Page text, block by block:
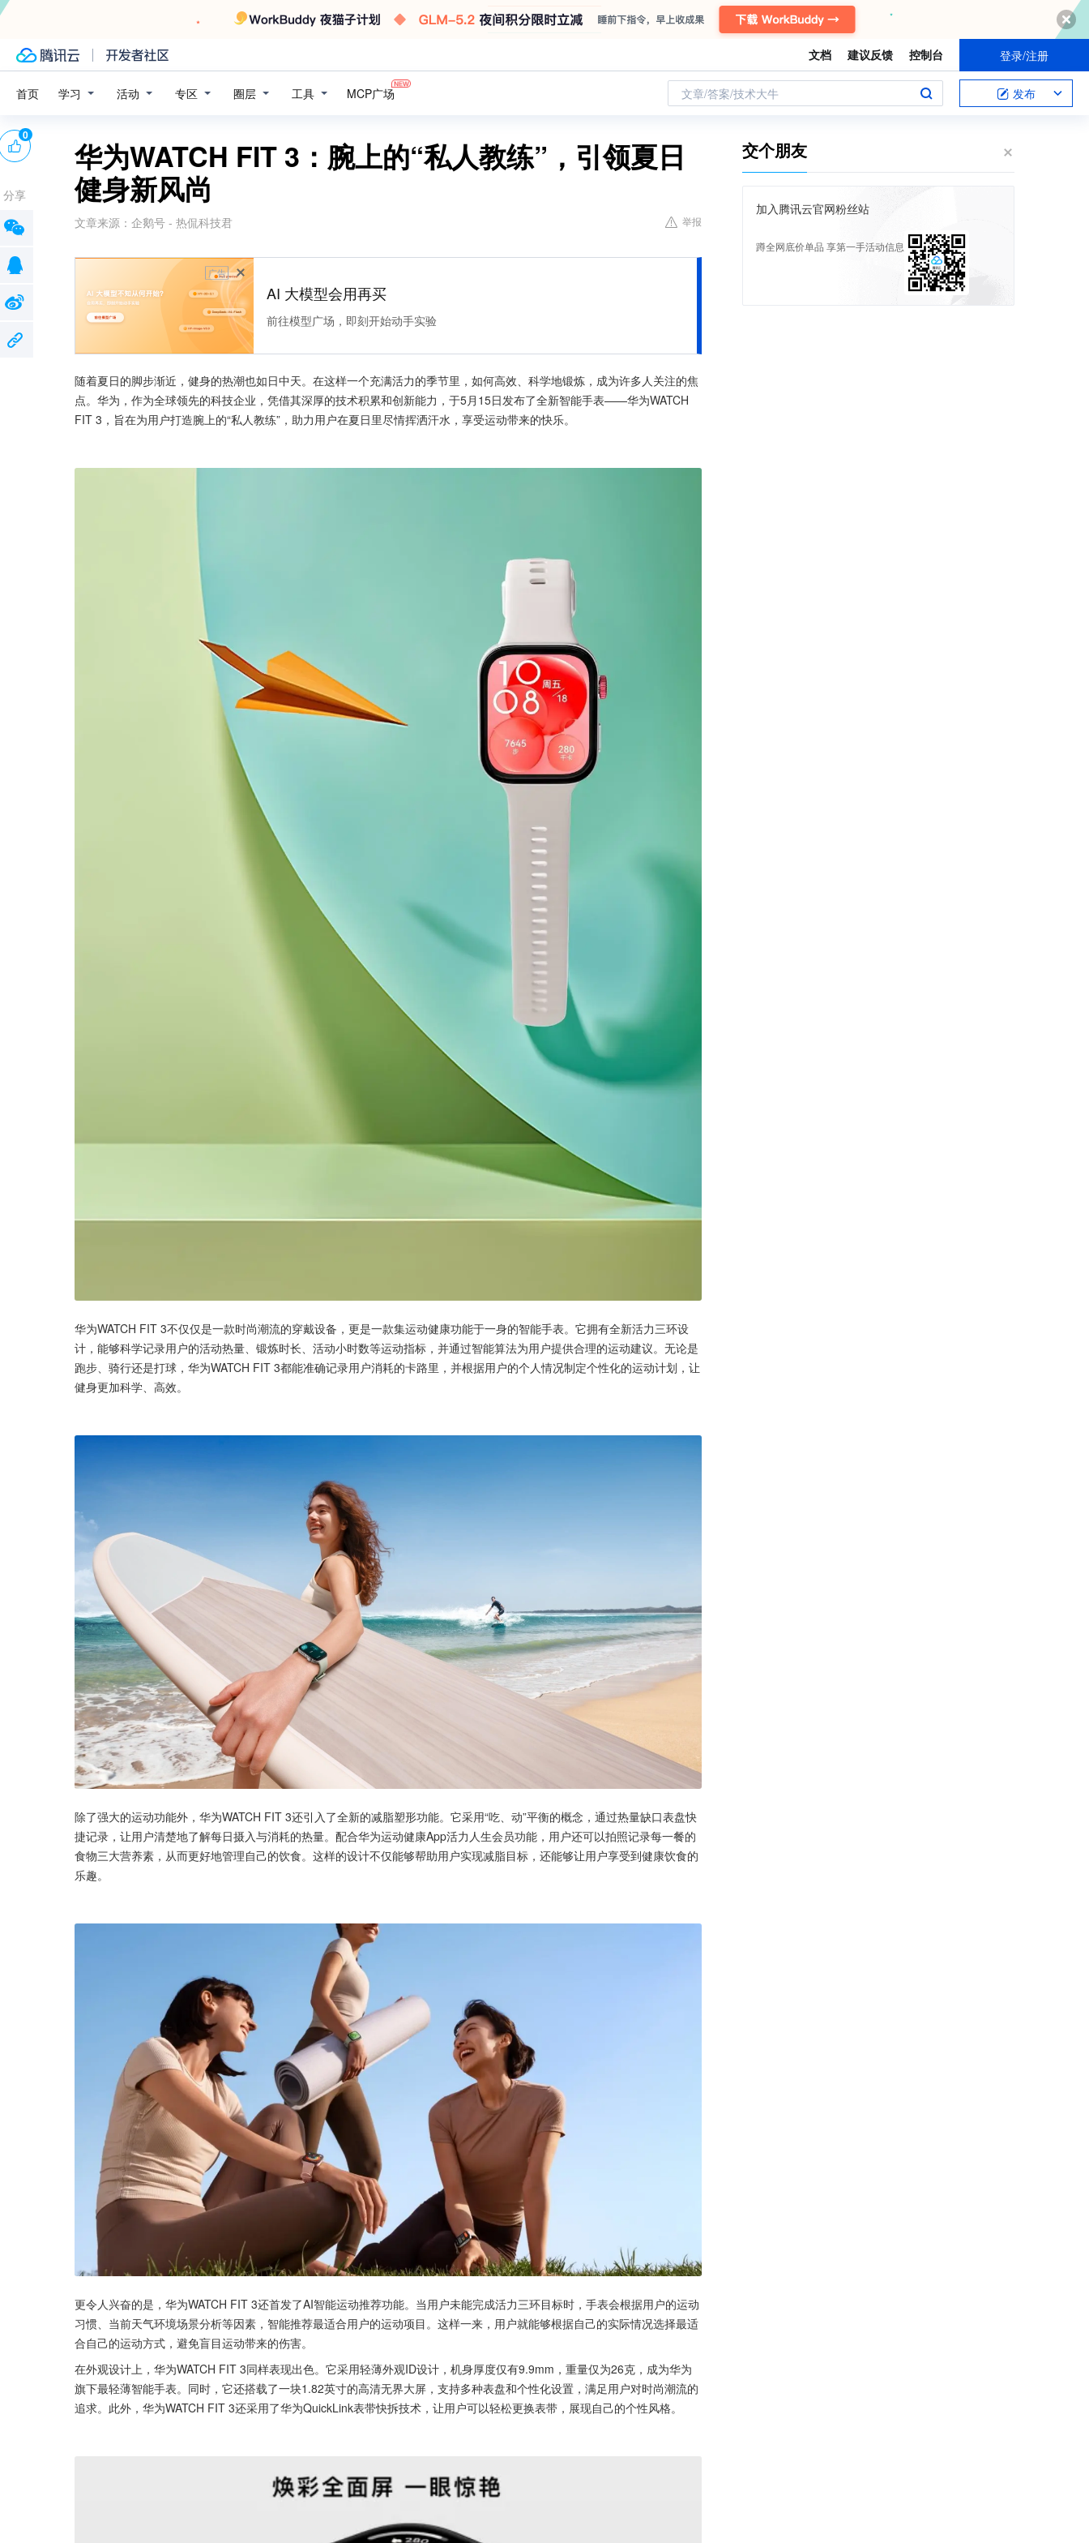
文档 建议反馈 控制台 登录/注册
首页 学习 活动 专区 圈层 工具 MCP广场 文章/答案/技术大牛 发布
华为WATCH FIT 3：腕上的“私人教练”，引领夏日
健身新风尚
文章来源： 企鹅号 - 热侃科技君 举报
广告
AI 大模型会用再买
前往模型广场，即刻开始动手实验
随着夏日的脚步渐近，健身的热潮也如日中天。在这样一个充满活力的季节里，如何高效、科学地锻炼，成为许多人关注的焦
点。华为，作为全球领先的科技企业，凭借其深厚的技术积累和创新能力，于5月15日发布了全新智能手表——华为WATCH
FIT 3，旨在为用户打造腕上的“私人教练”，助力用户在夏日里尽情挥洒汗水，享受运动带来的快乐。
华为WATCH FIT 3不仅仅是一款时尚潮流的穿戴设备，更是一款集运动健康功能于一身的智能手表。它拥有全新活力三环设
计，能够科学记录用户的活动热量、锻炼时长、活动小时数等运动指标，并通过智能算法为用户提供合理的运动建议。无论是
跑步、骑行还是打球，华为WATCH FIT 3都能准确记录用户消耗的卡路里，并根据用户的个人情况制定个性化的运动计划，让
健身更加科学、高效。
除了强大的运动功能外，华为WATCH FIT 3还引入了全新的减脂塑形功能。它采用“吃、动”平衡的概念，通过热量缺口表盘快
捷记录，让用户清楚地了解每日摄入与消耗的热量。配合华为运动健康App活力人生会员功能，用户还可以拍照记录每一餐的
食物三大营养素，从而更好地管理自己的饮食。这样的设计不仅能够帮助用户实现减脂目标，还能够让用户享受到健康饮食的
乐趣。
更令人兴奋的是，华为WATCH FIT 3还首发了AI智能运动推荐功能。当用户未能完成活力三环目标时，手表会根据用户的运动
习惯、当前天气环境场景分析等因素，智能推荐最适合用户的运动项目。这样一来，用户就能够根据自己的实际情况选择最适
合自己的运动方式，避免盲目运动带来的伤害。
在外观设计上，华为WATCH FIT 3同样表现出色。它采用轻薄外观ID设计，机身厚度仅有9.9mm，重量仅为26克，成为华为
旗下最轻薄智能手表。同时，它还搭载了一块1.82英寸的高清无界大屏，支持多种表盘和个性化设置，满足用户对时尚潮流的
追求。此外，华为WATCH FIT 3还采用了华为QuickLink表带快拆技术，让用户可以轻松更换表带，展现自己的个性风格。
0
分享
交个朋友
加入腾讯云官网粉丝站
蹲全网底价单品 享第一手活动信息